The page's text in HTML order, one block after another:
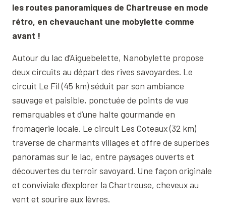
5 Au milieu du lac sur mon paddle
7 Faire un plouf éco-l'eau-gique
8 Le petit tour du Grand Som
Evoluer de branche en branche
les routes panoramiques de Chartreuse en mode
rétro, en chevauchant une mobylette comme
avant !
Autour du lac d’Aiguebelette, Nanobylette propose
deux circuits au départ des rives savoyardes. Le
circuit Le Fil (45 km) séduit par son ambiance
sauvage et paisible, ponctuée de points de vue
remarquables et d’une halte gourmande en
fromagerie locale. Le circuit Les Coteaux (32 km)
traverse de charmants villages et offre de superbes
panoramas sur le lac, entre paysages ouverts et
découvertes du terroir savoyard. Une façon originale
et conviviale d’explorer la Chartreuse, cheveux au
vent et sourire aux lèvres.